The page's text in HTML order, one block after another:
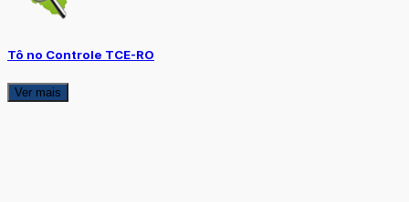
Tô no Controle TCE-RO
Ver mais